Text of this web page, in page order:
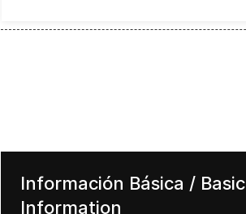
Información Básica / Basic
Information